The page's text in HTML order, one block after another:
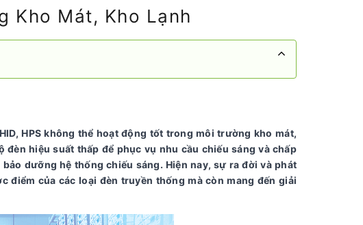
Kho Mát, Kho Lạnh
HPS không thể hoạt động tốt trong môi trường kho mát,
hiệu suất thấp để phục vụ nhu cầu chiếu sáng và chấp
dưỡng hệ thống chiếu sáng. Hiện nay, sự ra đời và phát
điểm của các loại đèn truyền thống mà còn mang đến giải